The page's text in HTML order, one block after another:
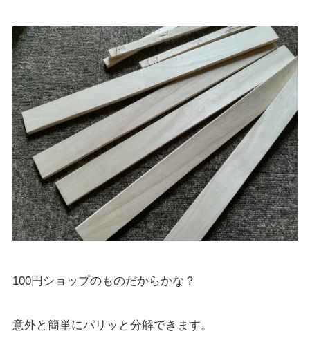
100円ショップのものだからかな？
意外と簡単にパリッと分解できます。